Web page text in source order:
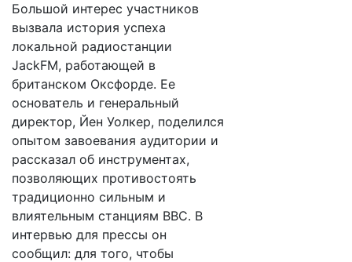
Большой интерес участников
вызвала история успеха
локальной радиостанции
JackFM, работающей в
британском Оксфорде. Ее
основатель и генеральный
директор, Йен Уолкер, поделился
опытом завоевания аудитории и
рассказал об инструментах,
позволяющих противостоять
традиционно сильным и
влиятельным станциям BBC. В
интервью для прессы он
сообщил: для того, чтобы